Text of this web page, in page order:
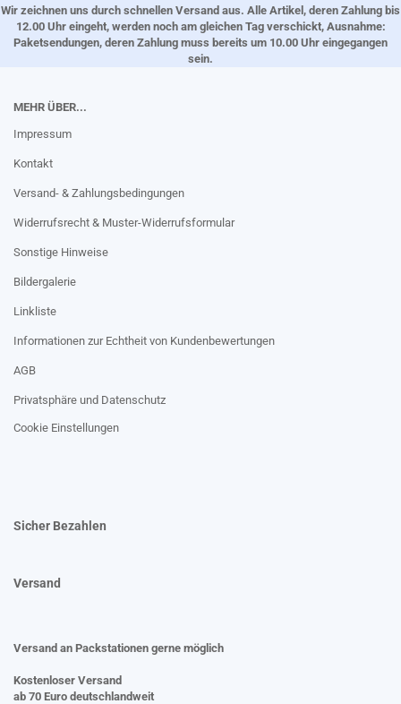
Wir zeichnen uns durch schnellen Versand aus. Alle Artikel, deren Zahlung bis
12.00 Uhr eingeht, werden noch am gleichen Tag verschickt, Ausnahme:
Paketsendungen, deren Zahlung muss bereits um 10.00 Uhr eingegangen
sein.
MEHR ÜBER...
Impressum
Kontakt
Versand- & Zahlungsbedingungen
Widerrufsrecht & Muster-Widerrufsformular
Sonstige Hinweise
Bildergalerie
Linkliste
Informationen zur Echtheit von Kundenbewertungen
AGB
Privatsphäre und Datenschutz
Cookie Einstellungen
Sicher Bezahlen
Versand
Versand an Packstationen gerne möglich
Kostenloser Versand
ab 70 Euro deutschlandweit